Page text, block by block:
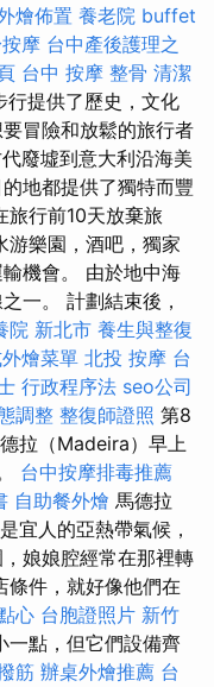
燴佈置 養老院 buffet
摩 台中產後護理之
台中 按摩 整骨 清潔
行提供了歷史，文化
冒險和放鬆的旅行者
廢墟到意大利沿海美
地都提供了獨特而豐
旅行前10天放棄旅
游樂園，酒吧，獨家
機會。 由於地中海
一。 計劃結束後，
院 新北市 養生與整復
燴菜單 北投 按摩 台
行政程序法 seo公司
調整 整復師證照 第8
拉（Madeira）早上
台中按摩排毒推薦
自助餐外燴 馬德拉
宜人的亞熱帶氣候，
娘娘腔經常在那裡轉
條件，就好像他們在
心 台胞證照片 新竹
一點，但它們設備齊
筋 辦桌外燴推薦 台